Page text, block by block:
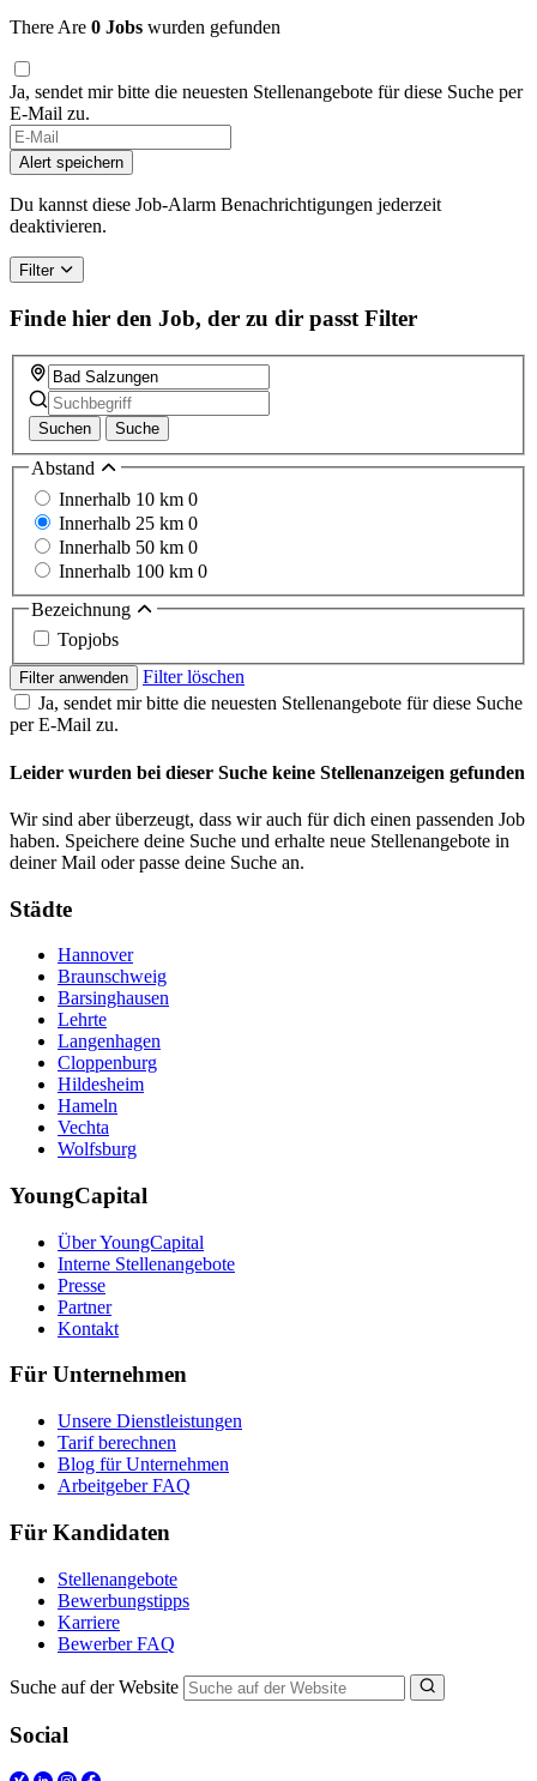
There Are 0 Jobs wurden gefunden
Ja, sendet mir bitte die neuesten Stellenangebote für diese Suche per
E-Mail zu.
If
you
are
a
human,
this
field
Alert speichern
Du kannst diese Job-Alarm Benachrichtigungen jederzeit
deaktivieren.
Filter
Finde hier den Job, der zu dir passt Filter
Suchen Suche
Abstand
Innerhalb 10 km 0
Innerhalb 25 km 0
Innerhalb 50 km 0
Innerhalb 100 km 0
Bezeichnung
Topjobs
Filter anwenden
Filter löschen
Ja, sendet mir bitte die neuesten Stellenangebote für diese Suche
per E-Mail zu.
Leider wurden bei dieser Suche keine Stellenanzeigen gefunden
Wir sind aber überzeugt, dass wir auch für dich einen passenden Job
haben. Speichere deine Suche und erhalte neue Stellenangebote in
deiner Mail oder passe deine Suche an.
Städte
Hannover
Braunschweig
Barsinghausen
Lehrte
Langenhagen
Cloppenburg
Hildesheim
Hameln
Vechta
Wolfsburg
YoungCapital
Über YoungCapital
Interne Stellenangebote
Presse
Partner
Kontakt
Für Unternehmen
Unsere Dienstleistungen
Tarif berechnen
Blog für Unternehmen
Arbeitgeber FAQ
Für Kandidaten
Stellenangebote
Bewerbungstipps
Karriere
Bewerber FAQ
Suche auf der Website
Social